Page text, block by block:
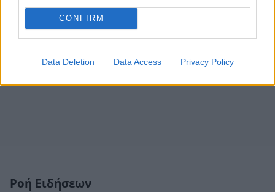
CONFIRM
Data Deletion Data Access Privacy Policy
Ροή Ειδήσεων